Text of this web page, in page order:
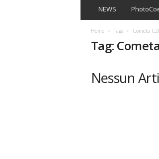
NEWS
Home Tags Cometa
Tag:
Nessun